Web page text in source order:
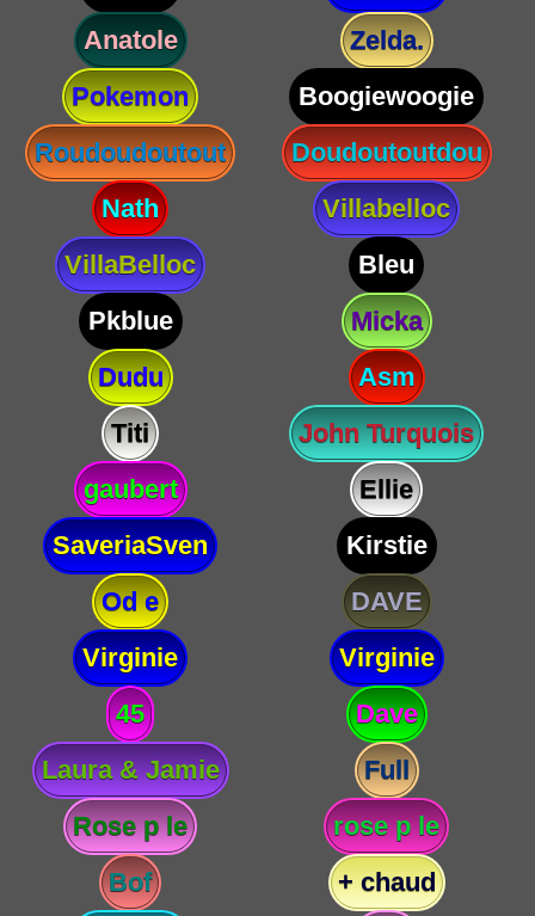
Anatole
Zelda.
Pokemon
Boogiewoogie
Roudoudoutout
Doudoutoutdou
Nath
Villabelloc
VillaBelloc
Bleu
Pkblue
Micka
Dudu
Asm
Titi
John Turquois
gaubert
Ellie
SaveriaSven
Kirstie
Od e
DAVE
Virginie
Virginie
45
Dave
Laura & Jamie
Full
Rose p le
rose p le
Bof
+ chaud